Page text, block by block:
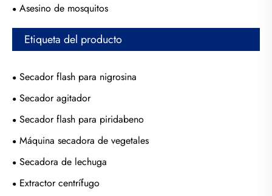
Asesino de mosquitos
Etiqueta del producto
Secador flash para nigrosina
Secador agitador
Secador flash para piridabeno
Máquina secadora de vegetales
Secadora de lechuga
Extractor centrífugo